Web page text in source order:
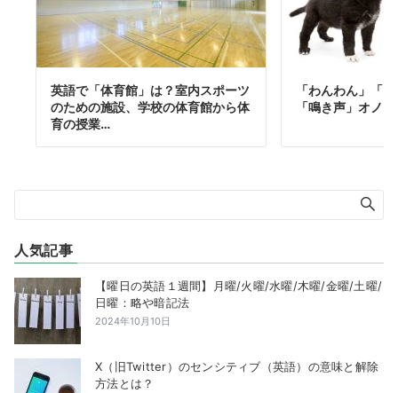
英語で「体育館」は？室内スポーツ
のための施設、学校の体育館から体
育の授業…
「わんわん」「
「鳴き声」オノ
人気記事
【曜日の英語１週間】月曜/火曜/水曜/木曜/金曜/土曜/
日曜：略や暗記法
2024年10月10日
X（旧Twitter）のセンシティブ（英語）の意味と解除
方法とは？